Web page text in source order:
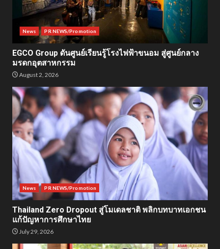
News PR NEWS/Promotion
EGCO Group ดันศูนย์เรียนรู้โรงไฟฟ้าขนอม สู่ศูนย์กลาง
มรดกอุตสาหกรรม
August 2, 2026
News PR NEWS/Promotion
Thailand Zero Dropout สู่โมเดลชาติ พลิกบทบาทเอกชน
แก้ปัญหาการศึกษาไทย
July 29, 2026